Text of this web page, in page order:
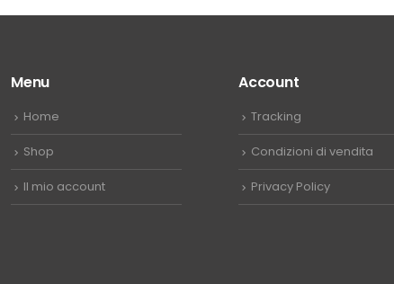
Menu
Home
Shop
Il mio account
Account
Tracking
Condizioni di vendita
Privacy Policy